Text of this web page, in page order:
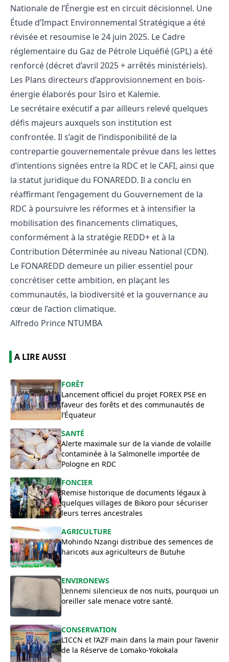
Nationale de l’Énergie est en circuit décisionnel. Une
Étude d’Impact Environnemental Stratégique a été
révisée et resoumise le 24 juin 2025. Le Cadre
réglementaire du Gaz de Pétrole Liquéfié (GPL) a été
renforcé (décret d’avril 2025 + arrêtés ministériels).
Les Plans directeurs d’approvisionnement en bois-
énergie élaborés pour Isiro et Kalemie.
Le secrétaire exécutif a par ailleurs relevé quelques
défis majeurs auxquels son institution est
confrontée. Il s’agit de l’indisponibilité de la
contrepartie gouvernementale prévue dans les lettes
d’intentions signées entre la RDC et le CAFI, ainsi que
la statut juridique du FONAREDD. Il a conclu en
réaffirmant l’engagement du Gouvernement de la
RDC à poursuivre les réformes et à intensifier la
mobilisation des financements climatiques,
conformément à la stratégie REDD+ et à la
Contribution Déterminée au niveau National (CDN).
Le FONAREDD demeure un pilier essentiel pour
concrétiser cette ambition, en plaçant les
communautés, la biodiversité et la gouvernance au
cœur de l’action climatique.
Alfredo Prince NTUMBA
A LIRE AUSSI
FORÊT
Lancement officiel du projet FOREX PSE en
faveur des forêts et des communautés de
l’Équateur
SANTÉ
Alerte maximale sur de la viande de volaille
contaminée à la Salmonelle importée de
Pologne en RDC
FONCIER
Remise historique de documents légaux à
quelques villages de Bikoro pour sécuriser
leurs terres ancestrales
AGRICULTURE
Mohindo Nzangi distribue des semences de
haricots aux agriculteurs de Butuhe
ENVIRONEWS
​L’ennemi silencieux de nos nuits, pourquoi un
oreiller sale menace votre santé.
CONSERVATION
L’ICCN et l’AZF main dans la main pour l’avenir
de la Réserve de Lomako-Yokokala